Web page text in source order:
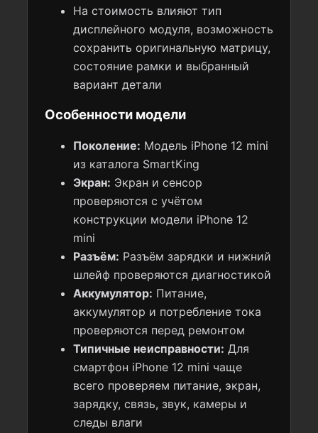
На стоимость влияют тип
дисплейного модуля, возможность
сохранить оригинальную матрицу,
состояние рамки и выбранный
вариант детали
Особенности модели
Поколение: Модель iPhone 12 mini
из каталога SmartKing
Экран: Экран и сенсор
проверяются с учётом
конструкции модели iPhone 12
mini
Разъём: Разъём зарядки и нижний
шлейф проверяются диагностикой
Аккумулятор: Питание,
аккумулятор и потребление тока
проверяются перед ремонтом
Типичные неисправности: Для
смартфон iPhone 12 mini чаще
всего проверяем питание, экран,
зарядку, связь, звук, камеры и
следы влаги